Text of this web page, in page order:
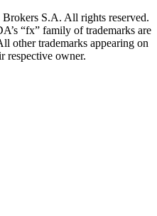
S.A. All rights reserved.
“fx” family of trademarks are
other trademarks appearing on
respective owner.